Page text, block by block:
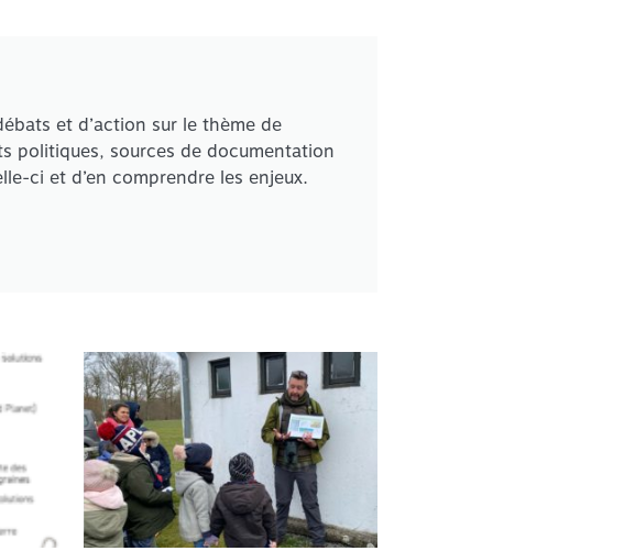
et d’action sur le thème de
politiques, sources de documentation
ci et d’en comprendre les enjeux.